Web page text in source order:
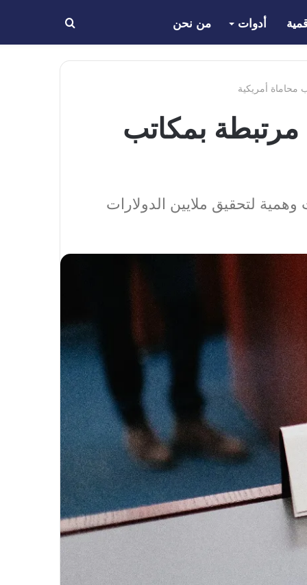
أدوات من نحن بحث
عن
مرتبطة بمكاتب
لتحقيق ملايين الدولارات